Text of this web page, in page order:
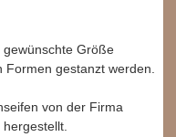
gewünschte Größe
gestanzt werden.
von der Firma